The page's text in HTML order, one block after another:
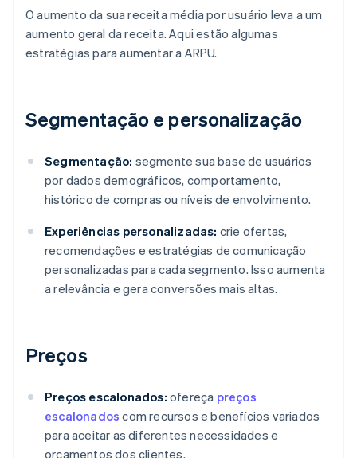
O aumento da sua receita média por usuário leva a um
aumento geral da receita. Aqui estão algumas
estratégias para aumentar a ARPU.
Segmentação e personalização
Segmentação: segmente sua base de usuários
por dados demográficos, comportamento,
histórico de compras ou níveis de envolvimento.
Experiências personalizadas: crie ofertas,
recomendações e estratégias de comunicação
personalizadas para cada segmento. Isso aumenta
a relevância e gera conversões mais altas.
Preços
Preços escalonados: ofereça preços
escalonados com recursos e benefícios variados
para aceitar as diferentes necessidades e
orçamentos dos clientes.